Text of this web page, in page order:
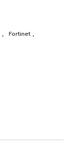
, Fortinet ,